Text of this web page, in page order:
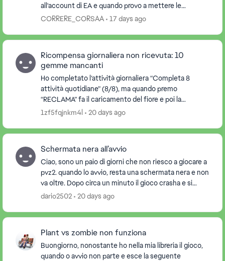
all'account di EA e quando provo a mettere le
credenziali non mi fa scrivere e se ci clicco ...
CORRERE_CORSAA 17 days ago
Ricompensa giornaliera non ricevuta: 10
gemme mancanti
Ho completato l’attività giornaliera “Completa 8
attività quotidiane” (8/8), ma quando premo
“RECLAMA” fa il caricamento del fiore e poi la
schermata torna normale senza assegnarmi le 10
1zf5fqjnkm4l 20 days ago
Schermata nera all’avvio
Ciao, sono un paio di giorni che non riesco a giocare a
pvz2. quando lo avvio, resta una schermata nera e non
va oltre. Dopo circa un minuto il gioco crasha e si
chiude. Ho provato anche a cancel...
dario2502 20 days ago
Plant vs zombie non funziona
Buongiorno, nonostante ho nella mia libreria il gioco,
quando o avvio non parte e esce la seguente